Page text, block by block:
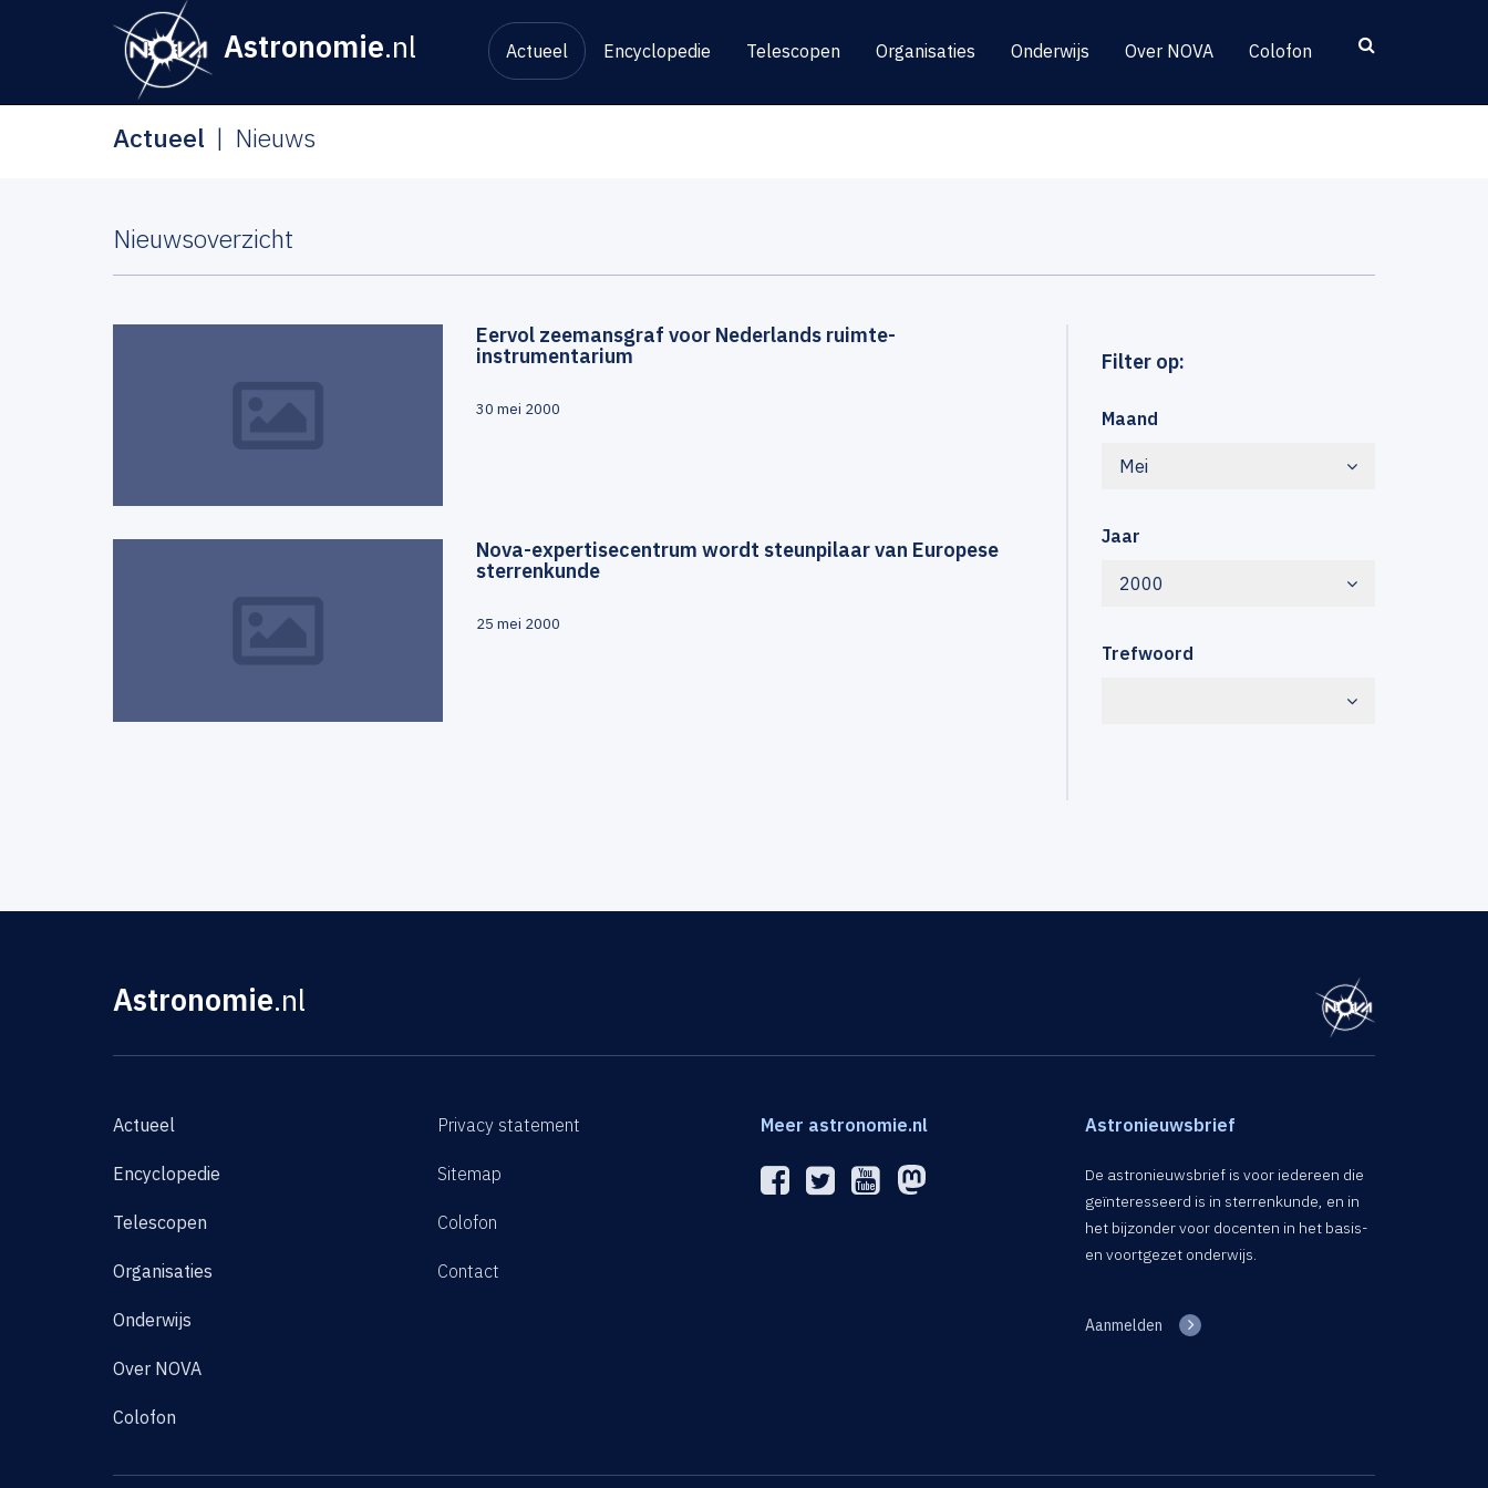
Astronomie.nl Actueel Encyclopedie Telescopen Organisaties Onderwijs Over NOVA Colofon
Actueel Nieuws
Nieuwsoverzicht
Filter op:
Maand
Mei
Jaar
2000
Trefwoord
Eervol zeemansgraf voor Nederlands ruimte-
instrumentarium
30 mei 2000
Nova-expertisecentrum wordt steunpilaar van Europese
sterrenkunde
25 mei 2000
Astronomie.nl
Actueel
Encyclopedie
Telescopen
Organisaties
Onderwijs
Over NOVA
Colofon
Privacy statement
Sitemap
Colofon
Contact
Meer astronomie.nl Astronieuwsbrief
De astronieuwsbrief is voor iedereen die
geïnteresseerd is in sterrenkunde, en in
het bijzonder voor docenten in het basis-
en voortgezet onderwijs.
Aanmelden